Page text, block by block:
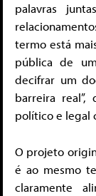
palavras
termo está
pública de
decifrar um
barreira real”,
político e legal
O projeto
é ao mesmo
claramente